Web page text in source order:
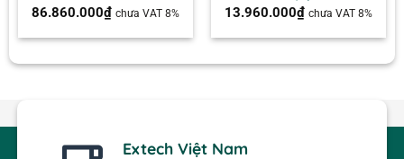
86.860.000₫ chưa VAT 8%
13.960.000₫ chưa VAT 8%
Extech Việt Nam